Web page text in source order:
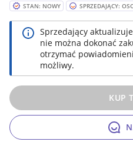
STAN: NOWY SPRZEDAJĄCY:
Sprzedający
nie można dokonać
otrzymać
możliwy.
KUP